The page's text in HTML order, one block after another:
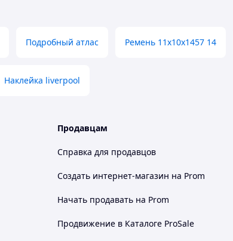
Подробный атлас Ремень 11х10х1457 14
Наклейка liverpool
Продавцам
Справка для продавцов
Создать интернет-магазин на Prom
Начать продавать на Prom
Продвижение в Каталоге ProSale